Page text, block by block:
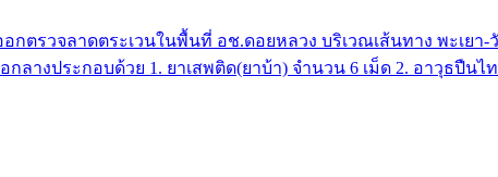
ตรวจลาดตระเวนในพื้นที่ อช.ดอยหลวง บริเวณเส้นทาง พะเยา-
ลางประกอบด้วย 1. ยาเสพติด(ยาบ้า) จำนวน 6 เม็ด 2. อาวุธปืน